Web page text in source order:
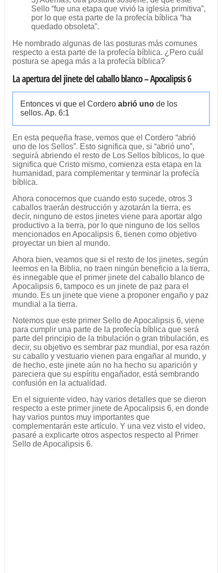
Sello “fue una etapa que vivió la iglesia primitiva”,
por lo que esta parte de la profecía bíblica “ha
quedado obsoleta”.
He nombrado algunas de las posturas más comunes
respecto a esta parte de la profecía bíblica. ¿Pero cuál
postura se apega más a la profecía bíblica?
La apertura del jinete del caballo blanco – Apocalipsis 6
Entonces vi que el Cordero abrió unode los
sellos. Ap. 6:1
En esta pequeña frase, vemos que el Cordero “abrió
uno de los Sellos”. Esto significa que, si “abrió uno”,
seguirá abriendo el resto de Los Sellos bíblicos, lo que
significa que Cristo mismo, comienza esta etapa en la
humanidad, para complementar y terminar la profecía
bíblica.
Ahora conocemos que cuando esto sucede, otros 3
caballos traerán destrucción y azotarán la tierra, es
decir, ninguno de estos jinetes viene para aportar algo
productivo a la tierra, por lo que ninguno de los sellos
mencionados en Apocalipsis 6, tienen como objetivo
proyectar un bien al mundo.
Ahora bien, veamos que si el resto de los jinetes, según
leemos en la Biblia, no traen ningún beneficio a la tierra,
es innegable que el primer jinete del caballo blanco de
Apocalipsis 6, tampoco es un jinete de paz para el
mundo. Es un jinete que viene a proponer engaño y paz
mundial a la tierra.
Notemos que este primer Sello de Apocalipsis 6, viene
para cumplir una parte de la profecía bíblica que será
parte del principio de la tribulación o gran tribulación, es
decir, su objetivo es sembrar paz mundial, por esa razón
su caballo y vestuario vienen para engañar al mundo, y
de hecho, este jinete aún no ha hecho su aparición y
pareciera que su espíritu engañador, está sembrando
confusión en la actualidad.
En el siguiente video, hay varios detalles que se dieron
respecto a este primer jinete de Apocalipsis 6, en donde
hay varios puntos muy importantes que
complementarán este artículo. Y una vez visto el video,
pasaré a explicarte otros aspectos respecto al Primer
Sello de Apocalipsis 6.